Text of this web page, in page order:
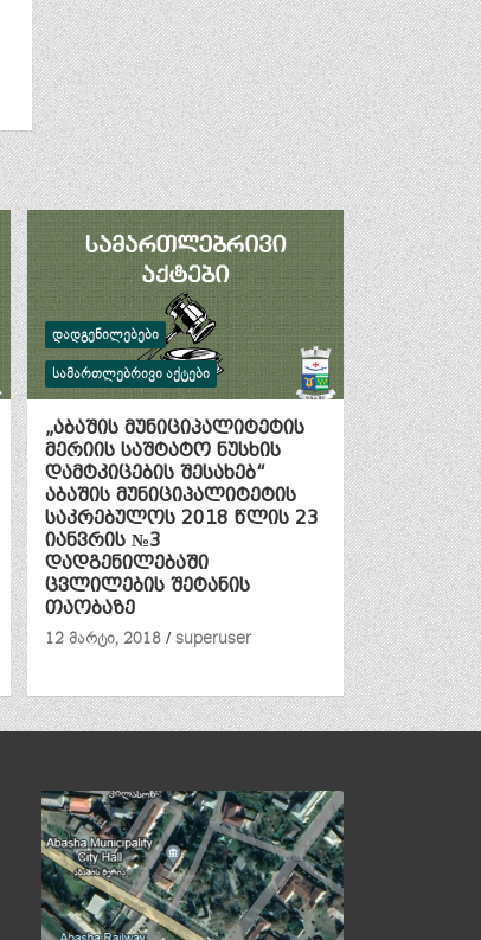
ᲓᲐᲓᲒᲔᲜᲘᲚᲔᲑᲔᲑᲘ
ᲡᲐᲛᲐᲠᲗᲚᲔᲑᲠᲘᲕᲘ ᲐᲥᲢᲔᲑᲘ
„აბაშის მუნიციპალიტეტის
მერიის საშტატო ნუსხის
დამტკიცების შესახებ“
აბაშის მუნიციპალიტეტის
საკრებულოს 2018 წლის 23
იანვრის №3
დადგენილებაში
ცვლილების შეტანის
თაობაზე
12 მარტი, 2018
superuser